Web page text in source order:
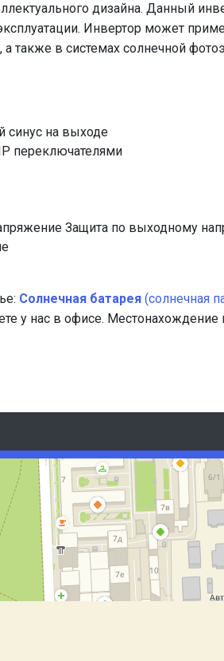
дизайна. Данный
Инвертор может
в системах солнечной
синус на выходе
переключателями
Защита по выходному
Солнечная батарея (солнечная
у нас в офисе. Местонахождение